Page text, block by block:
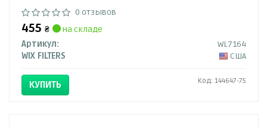
0 отзывов
455 ₴
на складе
Артикул:
WL7164
WIX FILTERS
США
КУПИТЬ Код: 144647-75